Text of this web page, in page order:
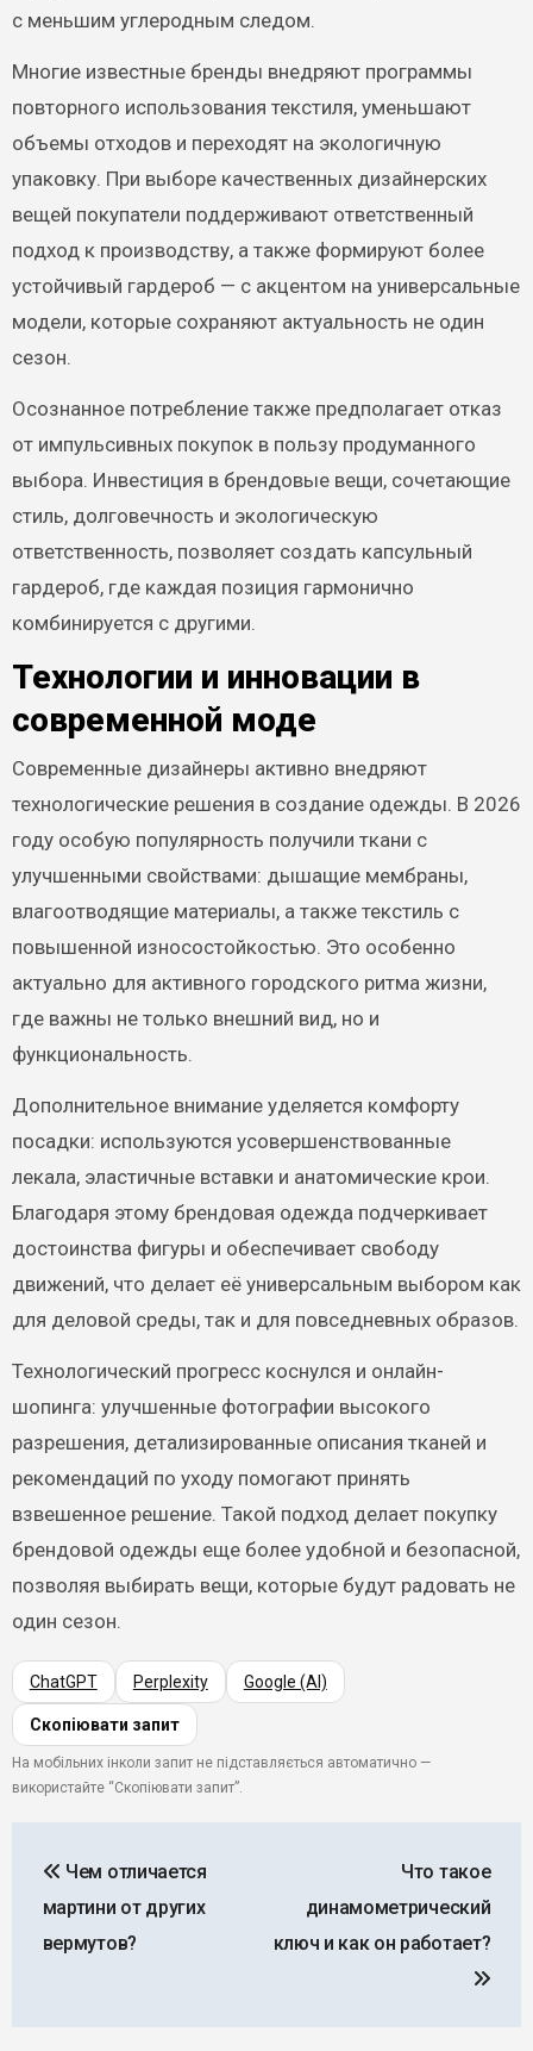
с меньшим углеродным следом.
Многие известные бренды внедряют программы
повторного использования текстиля, уменьшают
объемы отходов и переходят на экологичную
упаковку. При выборе качественных дизайнерских
вещей покупатели поддерживают ответственный
подход к производству, а также формируют более
устойчивый гардероб — с акцентом на универсальные
модели, которые сохраняют актуальность не один
сезон.
Осознанное потребление также предполагает отказ
от импульсивных покупок в пользу продуманного
выбора. Инвестиция в брендовые вещи, сочетающие
стиль, долговечность и экологическую
ответственность, позволяет создать капсульный
гардероб, где каждая позиция гармонично
комбинируется с другими.
Технологии и инновации в
современной моде
Современные дизайнеры активно внедряют
технологические решения в создание одежды. В 2026
году особую популярность получили ткани с
улучшенными свойствами: дышащие мембраны,
влагоотводящие материалы, а также текстиль с
повышенной износостойкостью. Это особенно
актуально для активного городского ритма жизни,
где важны не только внешний вид, но и
функциональность.
Дополнительное внимание уделяется комфорту
посадки: используются усовершенствованные
лекала, эластичные вставки и анатомические крои.
Благодаря этому брендовая одежда подчеркивает
достоинства фигуры и обеспечивает свободу
движений, что делает её универсальным выбором как
для деловой среды, так и для повседневных образов.
Технологический прогресс коснулся и онлайн-
шопинга: улучшенные фотографии высокого
разрешения, детализированные описания тканей и
рекомендаций по уходу помогают принять
взвешенное решение. Такой подход делает покупку
брендовой одежды еще более удобной и безопасной,
позволяя выбирать вещи, которые будут радовать не
один сезон.
ChatGPT Perplexity Google (AI)
Скопіювати запит
На мобільних інколи запит не підставляється автоматично —
використайте “Скопіювати запит”.
по
записям
Чем отличается
мартини от других
вермутов?
Что такое
динамометрический
ключ и как он работает?